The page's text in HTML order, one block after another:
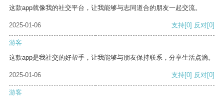
这款app就像我的社交平台，让我能够与志同道合的朋友一起交流。
2025-01-06 支持[0] 反对[0]
游客
这款app是我社交的好帮手，让我能够与朋友保持联系，分享生活点滴。
2025-01-06 支持[0] 反对[0]
游客